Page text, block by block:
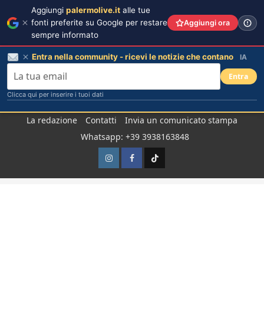
La redazione Contatti
Invia un comunicato stampa
Whatsapp: +39 3938163848
InstagramFacebook
TikTok
Aggiungi palermolive.it alle tue
fonti preferite su Google per restare
sempre informato
Aggiungi ora
Entra nella community - ricevi le notizie che contano IA
Entra
Clicca qui per inserire i tuoi dati